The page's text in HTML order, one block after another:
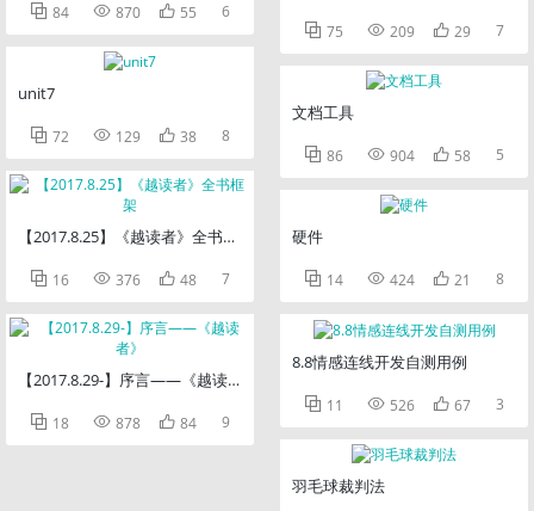
 84  870  55 6
unit7
 72  129  38 8
【2017.8.25】《越读者》全书框架
 16  376  48 7
【2017.8.29-】序言——《越读者》
 18  878  84 9
 75  209  29 7
文档工具
 86  904  58 5
硬件
 14  424  21 8
8.8情感连线开发自测用例
 11  526  67 3
羽毛球裁判法